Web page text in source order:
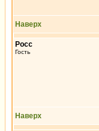
Наверх
Росс
Гость
Наверх